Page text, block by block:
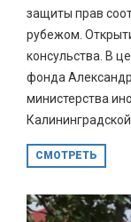
защиты прав
рубежом.
консульства. В
фонда
министерства
Калининградской
СМОТРЕТЬ